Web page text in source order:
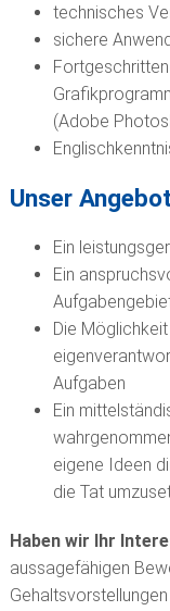
technisches
sichere
(Adobe
Unser
Ein
Ein
Die
Aufgaben
Ein
eigene Ideen
die Tat
Haben wir Ihr
aussagefähigen